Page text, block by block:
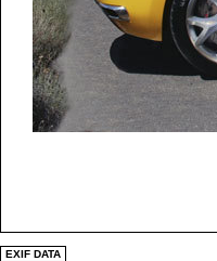
EXIF DATA